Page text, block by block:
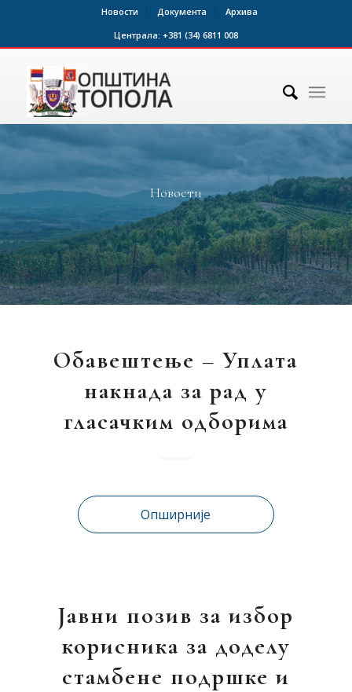
Новости Документа
Архива
Централа: +381 (34) 6811 008
Новости
Обавештење – Уплата
накнада за рад у
гласачким одборима
Опширније
Јавни позив за избор
корисника за доделу
стамбене подршке и